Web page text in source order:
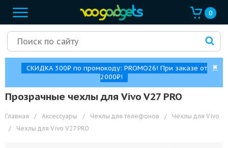
0
СКИДКА 300₽ по промокоду: PROMO26! При заказе от
2000₽!
✖
Прозрачные чехлы для Vivo V27 PRO
Главная / Аксессуары / Чехлы для телефонов /
Чехлы для Vivo
/
Чехлы для Vivo V27 PRO